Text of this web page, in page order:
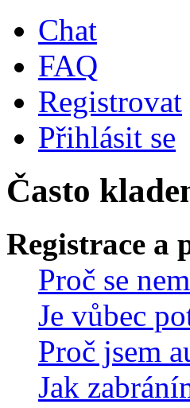
Chat
FAQ
Registrovat
Přihlásit se
Často
Registrace a
Proč se
Je vůbec
Proč jsem
Jak